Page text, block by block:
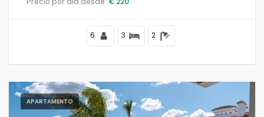
6 3 2
APARTAMENTO